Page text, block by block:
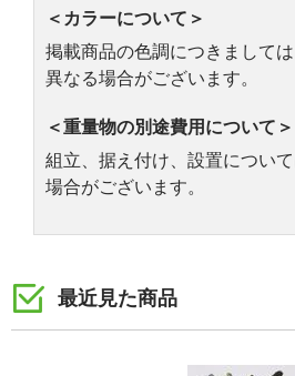
＜カラーについて＞
掲載商品の色調につきまして
異なる場合がございます。
＜重量物の別途費用について＞
組立、据え付け、設置につい
場合がございます。
最近見た商品